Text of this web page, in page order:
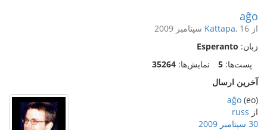
aĝo
از Kattapa, 16 سپتامبر 2009
زبان: Esperanto
پست‌ها: 5 نمایش‌ها: 35264
آخرین ارسال
(eo)
aĝo
از russ
30 سپتامبر 2009